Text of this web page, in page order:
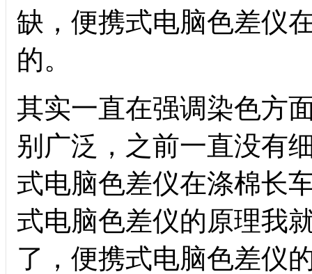
缺，便携式电脑色差仪
的。
其实一直在强调染色方
别广泛，之前一直没有
式电脑色差仪在涤棉长
式电脑色差仪的原理我
了，便携式电脑色差仪